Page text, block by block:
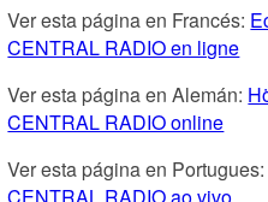
Ver esta página en Francés:
CENTRAL RADIO en ligne
Ver esta página en Alemán:
CENTRAL RADIO online
Ver esta página en Portugues:
CENTRAL RADIO ao vivo